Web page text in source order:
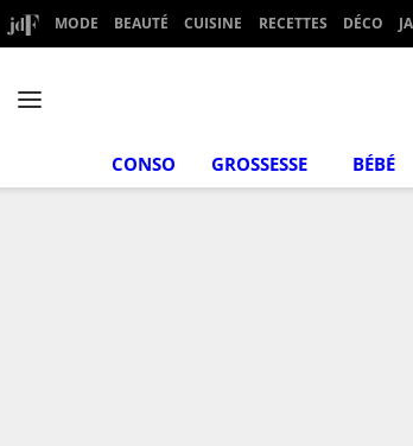
MODE BEAUTÉ CUISINE RECETTES DÉCO
CONSO GROSSESSE BÉBÉ